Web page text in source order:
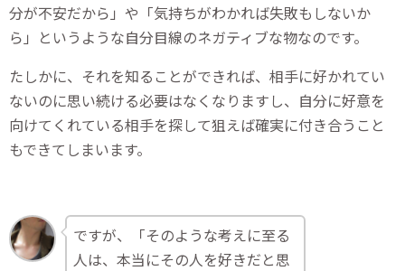
分が不安だから」や「気持ちがわかれば失敗もしないか
ら」というような自分目線のネガティブな物なのです。
たしかに、それを知ることができれば、相手に好かれてい
ないのに思い続ける必要はなくなりますし、自分に好意を
向けてくれている相手を探して狙えば確実に付き合うこと
もできてしまいます。
ですが、「そのような考えに至る
人は、本当にその人を好きだと思